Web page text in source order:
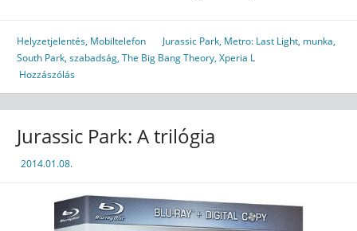
Helyzetjelentés, Mobiltelefon Jurassic Park, Metro: Last Light, munka,
South Park, szabadság, The Big Bang Theory, Xperia L
Hozzászólás
Jurassic Park: A trilógia
2014.01.08.